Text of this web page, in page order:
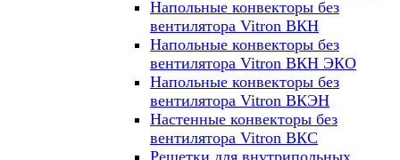
Напольные конвекторы без
вентилятора Vitron ВКН
Напольные конвекторы без
вентилятора Vitron ВКН ЭКО
Напольные конвекторы без
вентилятора Vitron ВКЭН
Настенные конвекторы без
вентилятора Vitron ВКС
Решетки для внутрипольных